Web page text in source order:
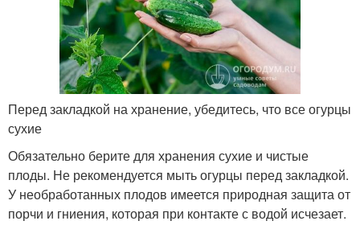
Перед закладкой на хранение, убедитесь, что все огурцы
сухие
Обязательно берите для хранения сухие и чистые
плоды. Не рекомендуется мыть огурцы перед закладкой.
У необработанных плодов имеется природная защита от
порчи и гниения, которая при контакте с водой исчезает.